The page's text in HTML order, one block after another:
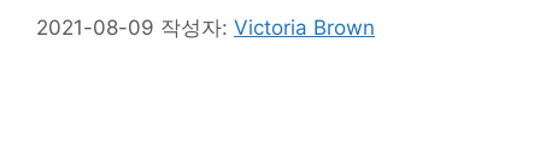
2021-08-09 작성자: Victoria Brown